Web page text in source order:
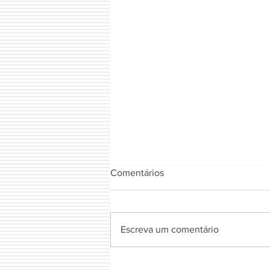
FIOTA NATURAL
Comentários
Escreva um comentário